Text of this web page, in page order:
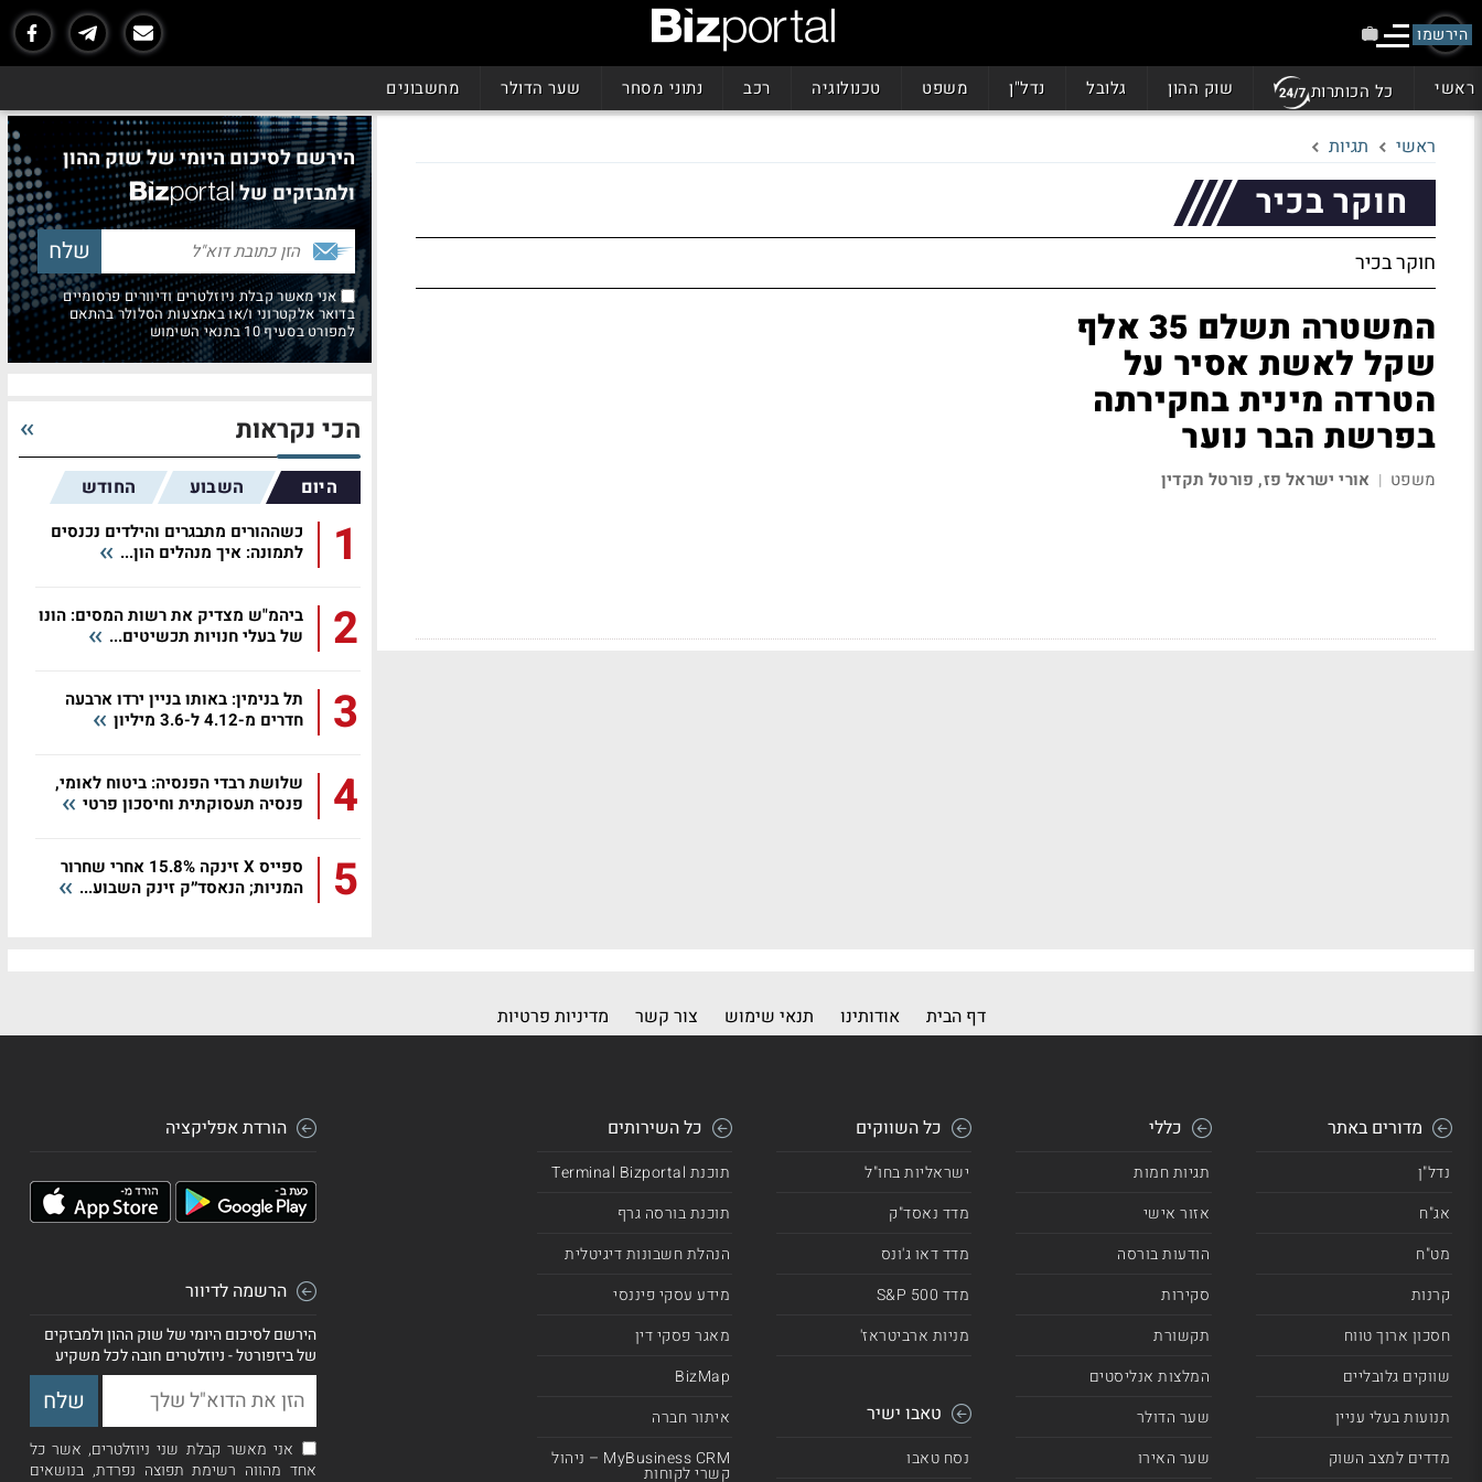
הירשמו
ראשי כל הכותרות שוק ההון גלובל נדל"ן משפט טכנולוגיה רכב נתוני מסחר שער הדולר מחשבונים
ראשי תגיות
חוקר בכיר
חוקר בכיר
המשטרה תשלם 35 אלף
שקל לאשת אסיר על
הטרדה מינית בחקירתה
בפרשת הבר נוער
משפט | אורי ישראל פז, פורטל תקדין
הירשם לסיכום היומי של שוק ההון
ולמבזקים של
אני מאשר קבלת ניוזלטרים ודיוורים פרסומיים
בדואר אלקטרוני ו/או באמצעות הסלולר בהתאם
למפורט בסעיף 10 בתנאי השימוש
הכי נקראות
היום השבוע החודש
1
כשההורים מתבגרים והילדים נכנסים
לתמונה: איך מנהלים הון...
2
ביהמ"ש מצדיק את רשות המסים: הונו
של בעלי חנויות תכשיטים...
3
תל בנימין: באותו בניין ירדו ארבעה
חדרים מ-4.12 ל-3.6 מיליון
4
שלושת רבדי הפנסיה: ביטוח לאומי,
פנסיה תעסוקתית וחיסכון פרטי
5
ספייס X זינקה 15.8% אחרי שחרור
המניות; הנאסד״ק זינק השבוע...
דף הבית אודותינו תנאי שימוש צור קשר מדיניות פרטיות
מדורים באתר
נדל"ן
אג"ח
מט"ח
קרנות
חסכון ארוך טווח
שווקים גלובליים
תנועות בעלי עניין
מדדים למצב השוק
כללי
תגיות חמות
אזור אישי
הודעות בורסה
סקירות
תקשורת
המלצות אנליסטים
שער הדולר
שער האירו
כל השווקים
ישראליות בחו"ל
מדד נאסד"ק
מדד דאו ג'ונס
מדד 500 S&P
מניות ארביטראז'
טאבו ישיר
נסח טאבו
כל השירותים
תוכנת Terminal Bizportal
תוכנת בורסה גרף
הנהלת חשבונות דיגיטלית
מידע עסקי פיננסי
מאגר פסקי דין
BizMap
איתור חברה
MyBusiness CRM – ניהול
קשרי לקוחות
הורדת אפליקציה
הרשמה לדיוור
הירשם לסיכום היומי של שוק ההון ולמבזקים
של ביזפורטל - ניוזלטרים חובה לכל משקיע
אני מאשר קבלת שני ניוזלטרים, אשר כל
אחד מהווה רשימת תפוצה נפרדת, בנושאים